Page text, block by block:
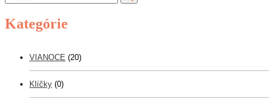
Kategórie
VIANOCE (20)
Klíčky (0)